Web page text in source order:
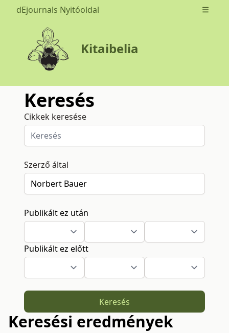
dEjournals Nyitóoldal Open
Kitaibelia
Keresés
Cikkek keresése
Szerző által
Publikált ez után
Publikált ez előtt
Keresés
Keresési eredmények